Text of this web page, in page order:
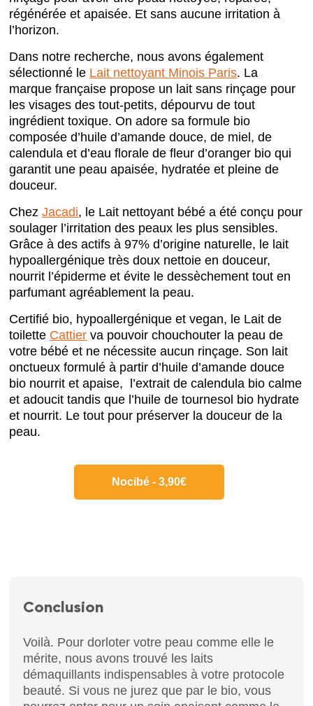
régénérée et apaisée. Et sans aucune irritation à
l’horizon.
Dans notre recherche, nous avons également
sélectionné le Lait nettoyant Minois Paris. La
marque française propose un lait sans rinçage pour
les visages des tout-petits, dépourvu de tout
ingrédient toxique. On adore sa formule bio
composée d’huile d’amande douce, de miel, de
calendula et d’eau florale de fleur d’oranger bio qui
garantit une peau apaisée, hydratée et pleine de
douceur.
ChezJacadi, le Lait nettoyant bébé a été conçu pour
soulager l’irritation des peaux les plus sensibles.
Grâce à des actifs à 97% d’origine naturelle, le lait
hypoallergénique très doux nettoie en douceur,
nourrit l’épiderme et évite le dessèchement tout en
parfumant agréablement la peau.
Certifié bio, hypoallergénique et vegan, le Lait de
toilette Cattier va pouvoir chouchouter la peau de
votre bébé et ne nécessite aucun rinçage. Son lait
onctueux formulé à partir d’huile d’amande douce
bio nourrit et apaise, l’extrait de calendula bio calme
et adoucit tandis que l’huile de tournesol bio hydrate
et nourrit. Le tout pour préserver la douceur de la
peau.
Nocibé - 3,90€
Conclusion
Voilà. Pour dorloter votre peau comme elle le
mérite, nous avons trouvé les laits
démaquillants indispensables à votre protocole
beauté. Si vous ne jurez que par le bio, vous